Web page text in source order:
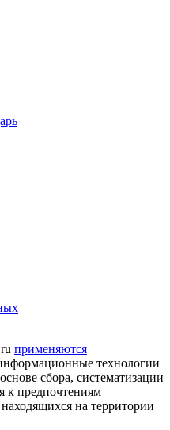
применяются
технологии
сбора, систематизации
к предпочтениям
на территории